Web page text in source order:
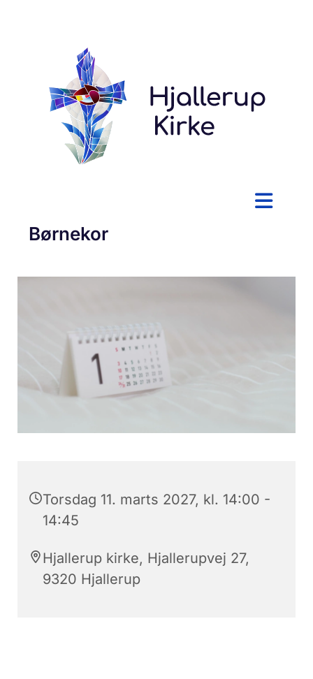
Børnekor
Torsdag 11. marts 2027, kl. 14:00 -
14:45
Hjallerup kirke, Hjallerupvej 27,
9320 Hjallerup